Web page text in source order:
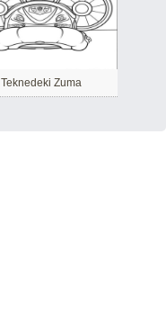
Teknedeki Zuma